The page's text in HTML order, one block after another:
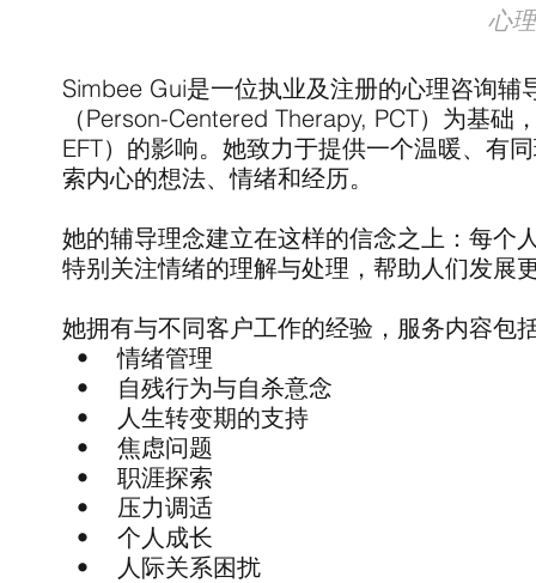
心
Simbee Gui是一位执业及注册的心理咨询
（Person-Centered Therapy, PCT）为基
EFT）的影响。她致力于提供一个温暖、有
索内心的想法、情绪和经历。
她的辅导理念建立在这样的信念之上：每个
特别关注情绪的理解与处理，帮助人们发展
她拥有与不同客户工作的经验，服务内容包
• 情绪管理
• 自残行为与自杀意念
• 人生转变期的支持
• 焦虑问题
• 职涯探索
• 压力调适
• 个人成长
• 人际关系困扰